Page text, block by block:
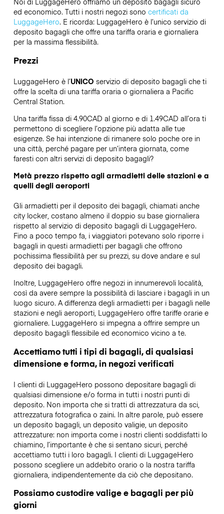
ed economico. Tutti i nostri negozi sono certificati da
LuggageHero. E ricorda: LuggageHero è l’unico servizio di
deposito bagagli che offre una tariffa oraria e giornaliera
per la massima flessibilità.
Prezzi
LuggageHero è l’UNICO servizio di deposito bagagli che ti
offre la scelta di una tariffa oraria o giornaliera a Pacific
Central Station.
Una tariffa fissa di 4.90CAD al giorno e di 1.49CAD all’ora ti
permettono di scegliere l’opzione più adatta alle tue
esigenze. Se hai intenzione di rimanere solo poche ore in
una città, perché pagare per un’intera giornata, come
faresti con altri servizi di deposito bagagli?
Metà prezzo rispetto agli armadietti delle stazioni e a
quelli degli aeroporti
Gli armadietti per il deposito dei bagagli, chiamati anche
city locker, costano almeno il doppio su base giornaliera
rispetto al servizio di deposito bagagli di LuggageHero.
Fino a poco tempo fa, i viaggiatori potevano solo riporre i
bagagli in questi armadietti per bagagli che offrono
pochissima flessibilità per su prezzi, su dove andare e sul
deposito dei bagagli.
Inoltre, LuggageHero offre negozi in innumerevoli località,
così da avere sempre la possibilità di lasciare i bagagli in un
luogo sicuro. A differenza degli armadietti per i bagagli nelle
stazioni e negli aeroporti, LuggageHero offre tariffe orarie e
giornaliere. LuggageHero si impegna a offrire sempre un
deposito bagagli flessibile ed economico vicino a te.
Accettiamo tutti i tipi di bagagli, di qualsiasi
dimensione e forma, in negozi verificati
I clienti di LuggageHero possono depositare bagagli di
qualsiasi dimensione e/o forma in tutti i nostri punti di
deposito. Non importa che si tratti di attrezzatura da sci,
attrezzatura fotografica o zaini. In altre parole, può essere
un deposito bagagli, un deposito valigie, un deposito
attrezzature: non importa come i nostri clienti soddisfatti lo
chiamino, l’importante è che si sentano sicuri, perché
accettiamo tutti i loro bagagli. I clienti di LuggageHero
possono scegliere un addebito orario o la nostra tariffa
giornaliera, indipendentemente da ciò che depositano.
Possiamo custodire valige e bagagli per più
giorni